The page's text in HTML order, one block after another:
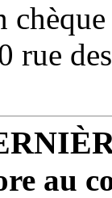
rue
au